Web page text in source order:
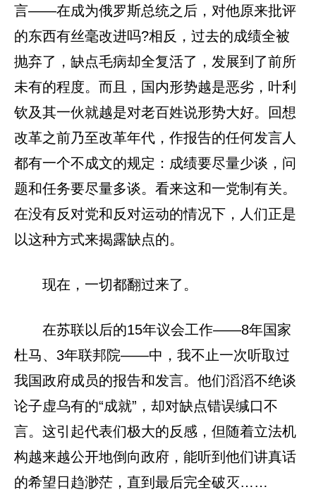
言——在成为俄罗斯总统之后，对他原来批评
的东西有丝毫改进吗?相反，过去的成绩全被
抛弃了，缺点毛病却全复活了，发展到了前所
未有的程度。而且，国内形势越是恶劣，叶利
钦及其一伙就越是对老百姓说形势大好。回想
改革之前乃至改革年代，作报告的任何发言人
都有一个不成文的规定：成绩要尽量少谈，问
题和任务要尽量多谈。看来这和一党制有关。
在没有反对党和反对运动的情况下，人们正是
以这种方式来揭露缺点的。
现在，一切都翻过来了。
在苏联以后的15年议会工作——8年国家
杜马、3年联邦院——中，我不止一次听取过
我国政府成员的报告和发言。他们滔滔不绝谈
论子虚乌有的“成就”，却对缺点错误缄口不
言。这引起代表们极大的反感，但随着立法机
构越来越公开地倒向政府，能听到他们讲真话
的希望日趋渺茫，直到最后完全破灭……